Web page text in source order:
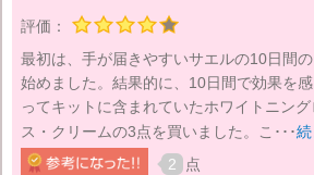
評価：
最初は、手が届きやすいサエルの10日間
始めました。結果的に、10日間で効果を
ってキットに含まれていたホワイトニン
ス・クリームの3点を買いました。こ･･･
2 点